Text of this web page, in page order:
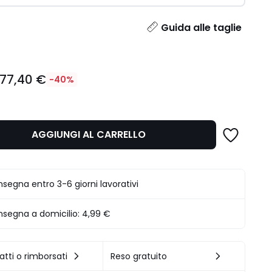
Guida alle taglie
77,40 € -40%
AGGIUNGI AL CARRELLO
entro 3-6 giorni lavorativi
a domicilio: 4,99 €
o rimborsati Reso gratuito